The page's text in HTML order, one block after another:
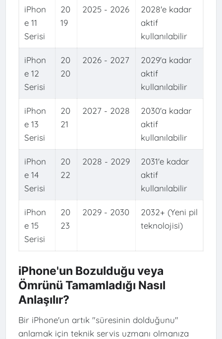
iPhon
e 11
Serisi
20
19
2025 - 2026
2028'e kadar
aktif
kullanılabilir
iPhon
e 12
Serisi
20
20
2026 - 2027
2029'a kadar
aktif
kullanılabilir
iPhon
e 13
Serisi
20
21
2027 - 2028
2030'a kadar
aktif
kullanılabilir
iPhon
e 14
Serisi
20
22
2028 - 2029
2031'e kadar
aktif
kullanılabilir
iPhon
e 15
Serisi
20
23
2029 - 2030
2032+ (Yeni pil
teknolojisi)
iPhone'un Bozulduğu veya
Ömrünü Tamamladığı Nasıl
Anlaşılır?
Bir iPhone'un artık "süresinin dolduğunu"
anlamak için teknik servis uzmanı olmanıza